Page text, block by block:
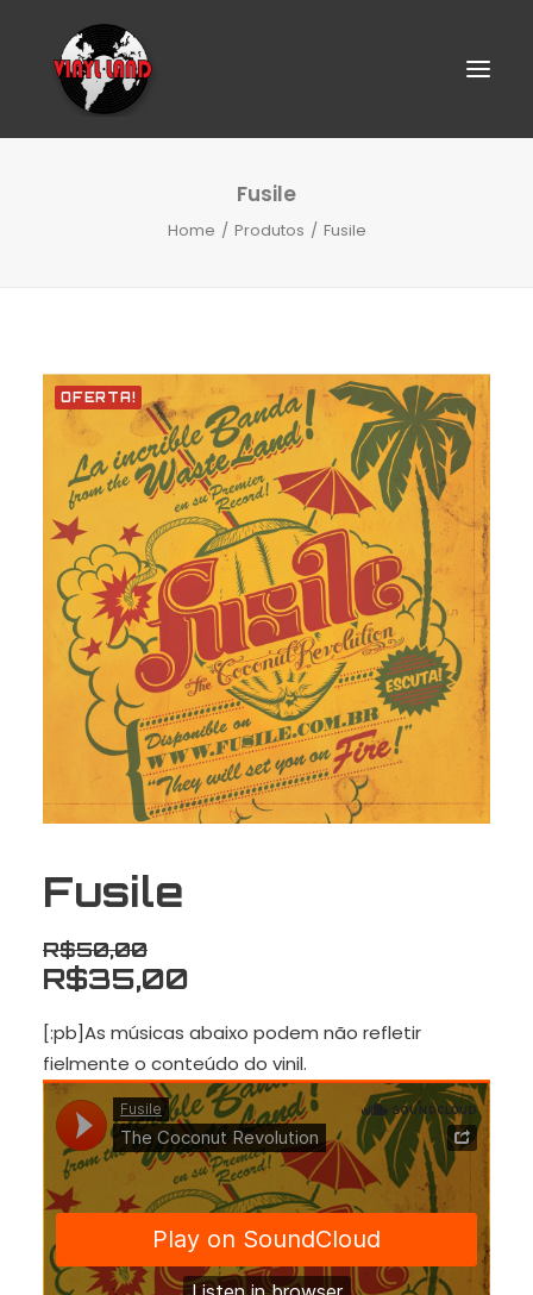
SEARCH
CART
Fusile
Home Produtos Fusile
OFERTA!
Fusile
R$50,00
O
original
era:
R$50,00.
R$35,00
atual
é:
R$35,00.
[:pb]As músicas abaixo podem não refletir
fielmente o conteúdo do vinil.